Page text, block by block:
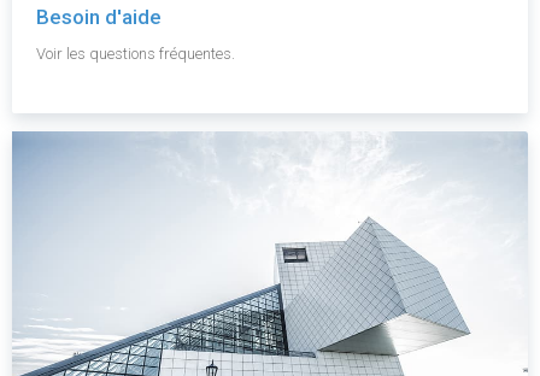
Besoin d'aide
Voir les questions fréquentes.